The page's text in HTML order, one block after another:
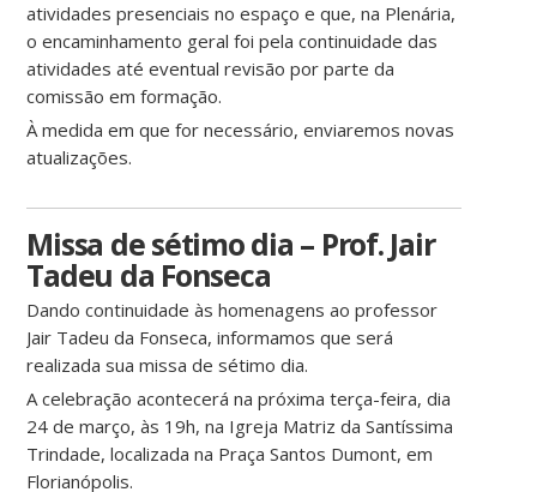
atividades presenciais no espaço e que, na Plenária,
o encaminhamento geral foi pela continuidade das
atividades até eventual revisão por parte da
comissão em formação.
À medida em que for necessário, enviaremos novas
atualizações.
Missa de sétimo dia – Prof. Jair
Tadeu da Fonseca
Dando continuidade às homenagens ao professor
Jair Tadeu da Fonseca, informamos que será
realizada sua missa de sétimo dia.
A celebração acontecerá na próxima terça-feira, dia
24 de março, às 19h, na Igreja Matriz da Santíssima
Trindade, localizada na Praça Santos Dumont, em
Florianópolis.